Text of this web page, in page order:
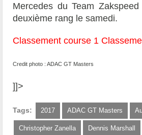
Mercedes du Team
deuxième rang le samedi.
Classement course 1
Credit photo : ADAC GT Masters
]]>
Tags: 2017 ADAC GT Masters
Christopher Zanella Dennis Marshall